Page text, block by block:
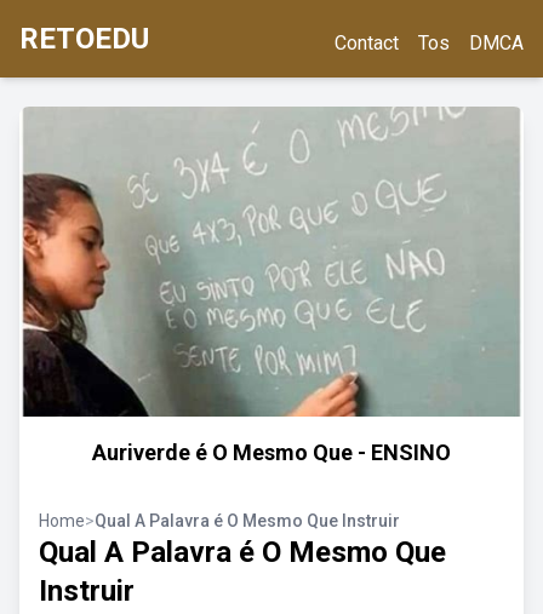
RETOEDU Contact Tos DMCA
Auriverde é O Mesmo Que - ENSINO
Home>Qual A Palavra é O Mesmo Que Instruir
Qual A Palavra é O Mesmo Que
Instruir